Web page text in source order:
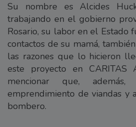
Su nombre es Alcides
trabajando en el gobierno
Rosario, su labor en el Estado
contactos de su mamá,
las razones que lo hicieron
este proyecto en CARITAS
mencionar que,
emprendimiento de viandas y
bombero.